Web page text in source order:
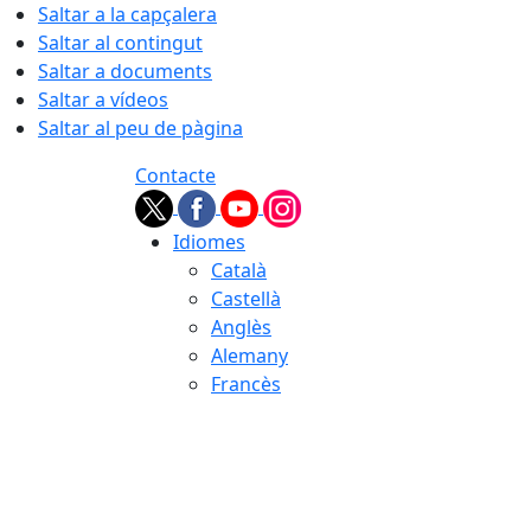
Saltar a la capçalera
Saltar al contingut
Saltar a documents
Saltar a vídeos
Saltar al peu de pàgina
Contacte
Idiomes
Català
Castellà
Anglès
Alemany
Francès